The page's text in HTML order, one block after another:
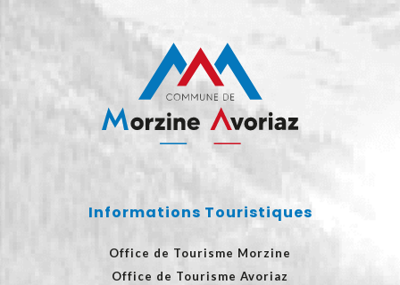
Informations Touristiques
Office de Tourisme Morzine
Office de Tourisme Avoriaz